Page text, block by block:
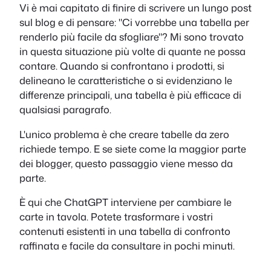
Vi è mai capitato di finire di scrivere un lungo post
sul blog e di pensare: "Ci vorrebbe una tabella per
renderlo più facile da sfogliare"? Mi sono trovato
in questa situazione più volte di quante ne possa
contare. Quando si confrontano i prodotti, si
delineano le caratteristiche o si evidenziano le
differenze principali, una tabella è più efficace di
qualsiasi paragrafo.
L'unico problema è che creare tabelle da zero
richiede tempo. E se siete come la maggior parte
dei blogger, questo passaggio viene messo da
parte.
È qui che ChatGPT interviene per cambiare le
carte in tavola. Potete trasformare i vostri
contenuti esistenti in una tabella di confronto
raffinata e facile da consultare in pochi minuti.